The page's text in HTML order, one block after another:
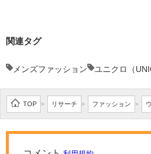
関連タグ
メンズファッション ユニクロ（
TOP > リサーチ > ファッション >